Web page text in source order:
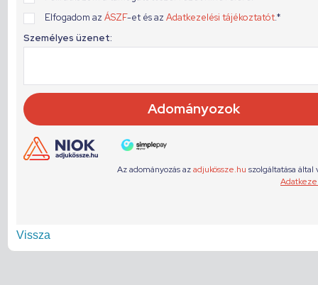
Vissza